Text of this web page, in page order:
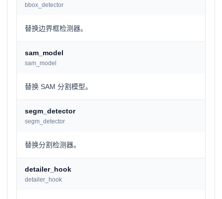
bbox_detector
替换边界框检测器。
sam_model
sam_model
替换 SAM 分割模型。
segm_detector
segm_detector
替换分割检测器。
detailer_hook
detailer_hook